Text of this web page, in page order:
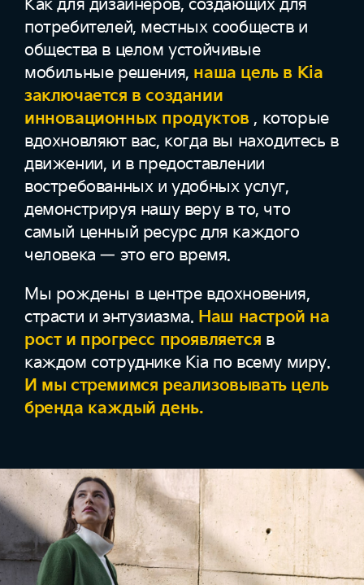
Как для дизайнеров, создающих для
потребителей, местных сообществ и
общества в целом устойчивые
мобильные решения, наша цель в Kia
заключается в создании
инновационных продуктов , которые
вдохновляют вас, когда вы находитесь в
движении, и в предоставлении
востребованных и удобных услуг,
демонстрируя нашу веру в то, что
самый ценный ресурс для каждого
человека — это его время.
Мы рождены в центре вдохновения,
страсти и энтузиазма. Наш настрой на
рост и прогресс проявляется в
каждом сотруднике Kia по всему миру.
И мы стремимся реализовывать цель
бренда каждый день.